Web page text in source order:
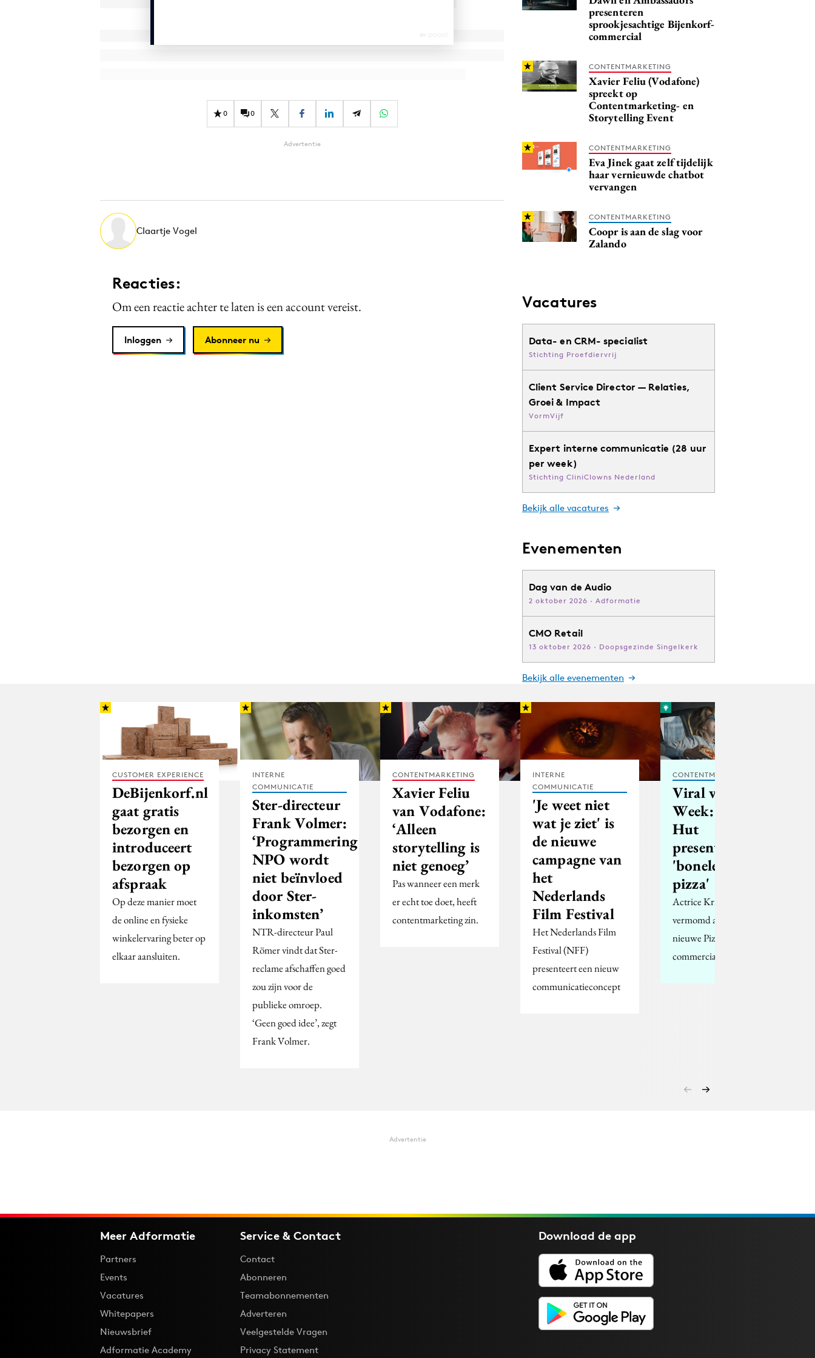
0 0
Advertentie
Claartje Vogel
Reacties:
Om een reactie achter te laten is een account vereist.
Inloggen Abonneer nu
presenteren
sprookjesachtige Bijenkorf-
commercial
CONTENTMARKETING
Xavier Feliu (Vodafone)
spreekt op
Contentmarketing- en
Storytelling Event
CONTENTMARKETING
Eva Jinek gaat zelf tijdelijk
haar vernieuwde chatbot
vervangen
CONTENTMARKETING
Coopr is aan de slag voor
Zalando
Vacatures
Data- en CRM- specialist
Stichting Proefdiervrij
Client Service Director — Relaties,
Groei & Impact
VormVijf
Expert interne communicatie (28 uur
per week)
Stichting CliniClowns Nederland
Bekijk alle vacatures
Evenementen
Dag van de Audio
2 oktober 2026 · Adformatie
CMO Retail
13 oktober 2026 · Doopsgezinde Singelkerk
Bekijk alle evenementen
CUSTOMER EXPERIENCE
DeBijenkorf.nl
gaat gratis
bezorgen en
introduceert
bezorgen op
afspraak
Op deze manier moet
de online en fysieke
winkelervaring beter op
elkaar aansluiten.
INTERNE
COMMUNICATIE
​​​​​​​Ster-directeur
Frank Volmer:
‘Programmering
NPO wordt
niet beïnvloed
door Ster-
inkomsten’
NTR-directeur Paul
Römer vindt dat Ster-
reclame afschaffen goed
zou zijn voor de
publieke omroep.
‘Geen goed idee’, zegt
Frank Volmer.
CONTENTMARKETING
Xavier Feliu
van Vodafone:
‘Alleen
storytelling is
niet genoeg’
Pas wanneer een merk
er echt toe doet, heeft
contentmarketing zin.
INTERNE
COMMUNICATIE
'Je weet niet
wat je ziet' is
de nieuwe
campagne van
het
Nederlands
Film Festival
Het Nederlands Film
Festival (NFF)
presenteert een nieuw
communicatieconcept
CONTENTMARKETING
Viral van de
Week: Pizza
Hut
presenteert
'boneless
pizza'
Actrice Kristen Wiig is
vermomd als man in de
nieuwe Pizza Hut
commercial.
Advertentie
Meer Adformatie
Partners
Events
Vacatures
Whitepapers
Nieuwsbrief
Adformatie Academy
Service & Contact
Contact
Abonneren
Teamabonnementen
Adverteren
Veelgestelde Vragen
Privacy Statement
Download deapp